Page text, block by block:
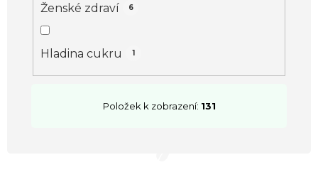
Ženské zdraví 6
Hladina cukru 1
Položek k zobrazení: 131